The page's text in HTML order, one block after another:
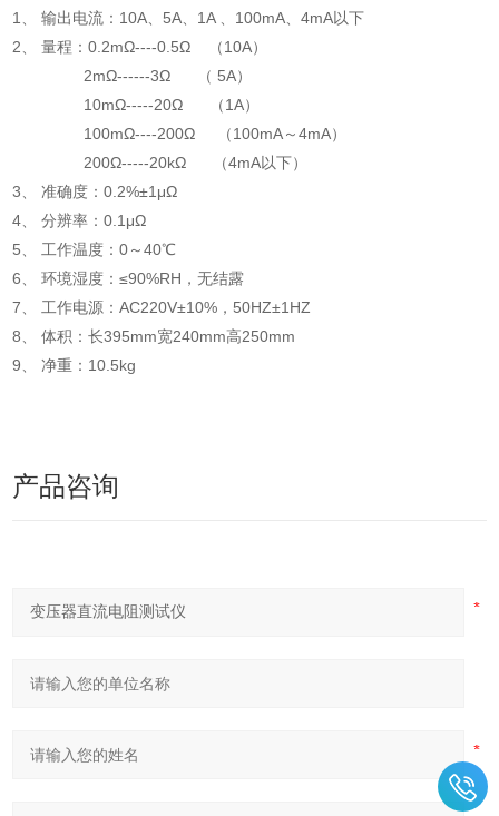
1、 输出电流：10A、5A、1A 、100mA、4mA以下
2、 量程：0.2mΩ----0.5Ω （10A）
2mΩ------3Ω （ 5A）
10mΩ-----20Ω （1A）
100mΩ----200Ω （100mA～4mA）
200Ω-----20kΩ （4mA以下）
3、 准确度：0.2%±1μΩ
4、 分辨率：0.1μΩ
5、 工作温度：0～40℃
6、 环境湿度：≤90%RH，无结露
7、 工作电源：AC220V±10%，50HZ±1HZ
8、 体积：长395mm宽240mm高250mm
9、 净重：10.5kg
产品咨询